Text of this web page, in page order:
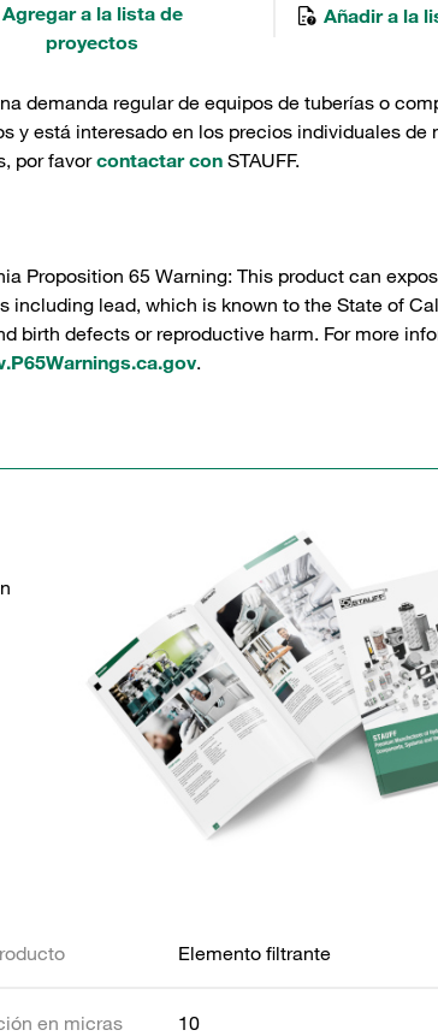
Agregar a la lista de
proyectos
Añadir a la
demanda regular de equipos de tuberías o
y está interesado en los precios individuales de
por favorcontactar con STAUFF.
Proposition 65 Warning: This product can
including lead, which is known to the State of
birth defects or reproductive harm. For more
.
Elemento filtrante
en micras
10